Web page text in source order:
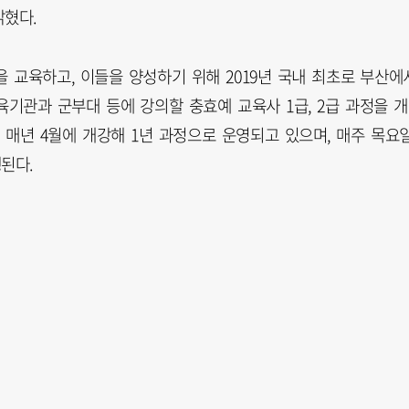
다.
교육하고, 이들을 양성하기 위해 2019년 국내 최초로 부산에
관과 군부대 등에 강의할 충효예 교육사 1급, 2급 과정을
년 4월에 개강해 1년 과정으로 운영되고 있으며, 매주 목요
다.